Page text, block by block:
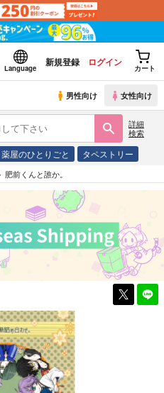
Language
新規登録 ログイン
カート
男性向け 女性向け
詳細
検索
薬屋のひとりごと タペストリー
肥前くんと誰か。